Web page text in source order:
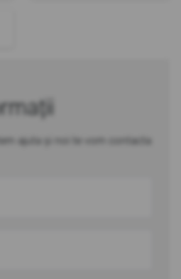
ajuta și noi te vom contacta